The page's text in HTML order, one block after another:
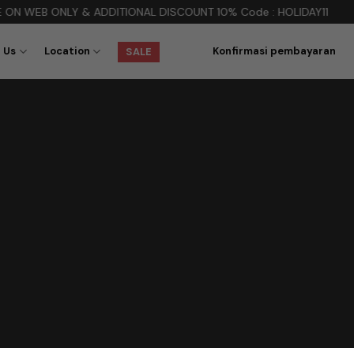
& ADDITIONAL DISCOUNT 10% Code : HOLIDAY11
Location SALE Konfirmasi pembayaran